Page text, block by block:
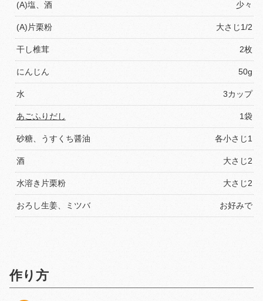
(A)塩、酒 少々
(A)片栗粉 大さじ1/2
干し椎茸 2枚
にんじん 50g
水 3カップ
あごふりだし 1袋
砂糖、うすくち醤油 各小さじ1
酒 大さじ2
水溶き片栗粉 大さじ2
おろし生姜、ミツバ お好みで
作り方